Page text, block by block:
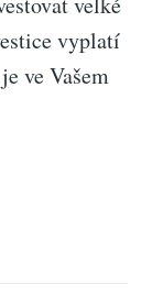
vyplatí
ve Vašem